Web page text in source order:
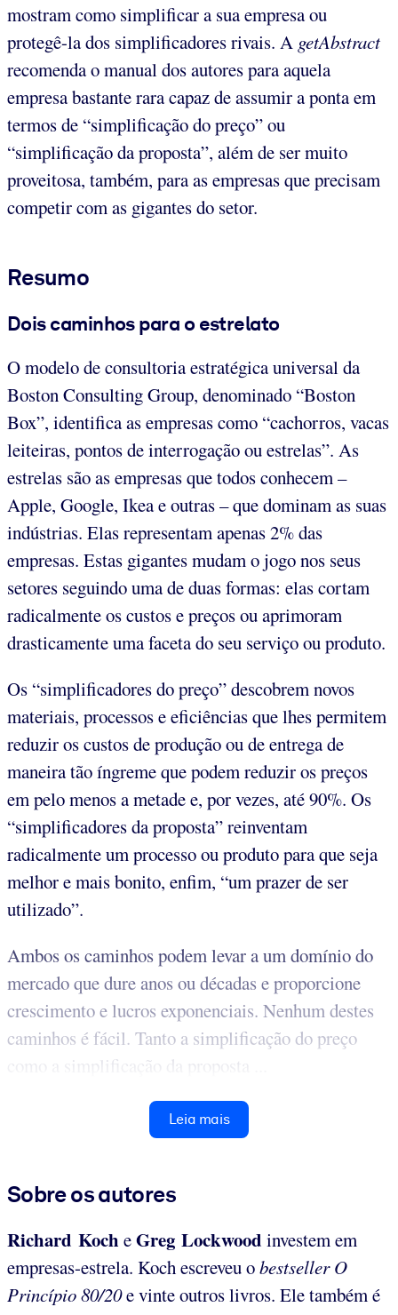
mostram como simplificar a sua empresa ou
protegê-la dos simplificadores rivais. A getAbstract
recomenda o manual dos autores para aquela
empresa bastante rara capaz de assumir a ponta em
termos de “simplificação do preço” ou
“simplificação da proposta”, além de ser muito
proveitosa, também, para as empresas que precisam
competir com as gigantes do setor.
Resumo
Dois caminhos para o estrelato
O modelo de consultoria estratégica universal da
Boston Consulting Group, denominado “Boston
Box”, identifica as empresas como “cachorros, vacas
leiteiras, pontos de interrogação ou estrelas”. As
estrelas são as empresas que todos conhecem –
Apple, Google, Ikea e outras – que dominam as suas
indústrias. Elas representam apenas 2% das
empresas. Estas gigantes mudam o jogo nos seus
setores seguindo uma de duas formas: elas cortam
radicalmente os custos e preços ou aprimoram
drasticamente uma faceta do seu serviço ou produto.
Os “simplificadores do preço” descobrem novos
materiais, processos e eficiências que lhes permitem
reduzir os custos de produção ou de entrega de
maneira tão íngreme que podem reduzir os preços
em pelo menos a metade e, por vezes, até 90%. Os
“simplificadores da proposta” reinventam
radicalmente um processo ou produto para que seja
melhor e mais bonito, enfim, “um prazer de ser
utilizado”.
Ambos os caminhos podem levar a um domínio do
mercado que dure anos ou décadas e proporcione
crescimento e lucros exponenciais. Nenhum destes
caminhos é fácil. Tanto a simplificação do preço
como a simplificação da proposta ...
Leia mais
Sobre os autores
Richard Koch eGreg Lockwood investem em
empresas-estrela. Koch escreveu obestseller O
Princípio 80/20e vinte outros livros. Ele também é